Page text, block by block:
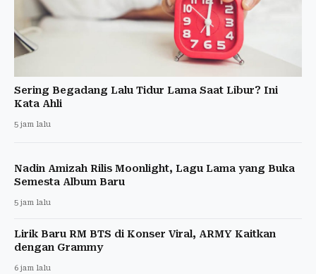
Sering Begadang Lalu Tidur Lama Saat Libur? Ini
Kata Ahli
5 jam lalu
Nadin Amizah Rilis Moonlight, Lagu Lama yang Buka
Semesta Album Baru
5 jam lalu
Lirik Baru RM BTS di Konser Viral, ARMY Kaitkan
dengan Grammy
6 jam lalu